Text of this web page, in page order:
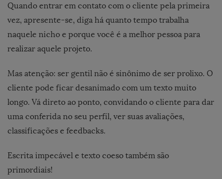
Quando entrar em contato com o cliente pela primeira
vez, apresente-se, diga há quanto tempo trabalha
naquele nicho e porque você é a melhor pessoa para
realizar aquele projeto.
Mas atenção: ser gentil não é sinônimo de ser prolixo. O
cliente pode ficar desanimado com um texto muito
longo. Vá direto ao ponto, convidando o cliente para dar
uma conferida no seu perfil, ver suas avaliações,
classificações e feedbacks.
Escrita impecável e texto coeso também são
primordiais!